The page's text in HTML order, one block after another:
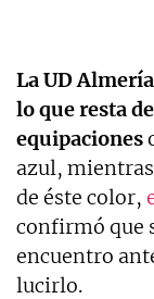
La UD
lo que resta
equipaciones
azul,
de éste color,
confirmó que
encuentro
lucirlo.